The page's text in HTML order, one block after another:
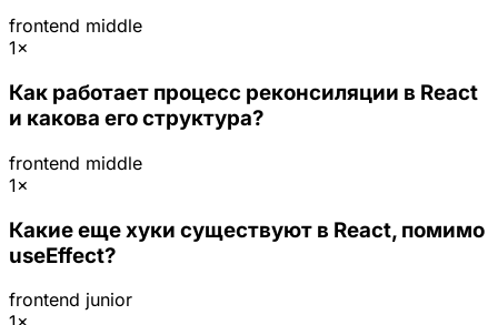
frontend middle
1×
Как работает процесс реконсиляции в React
и какова его структура?
frontend middle
1×
Какие еще хуки существуют в React, помимо
useEffect?
frontend junior